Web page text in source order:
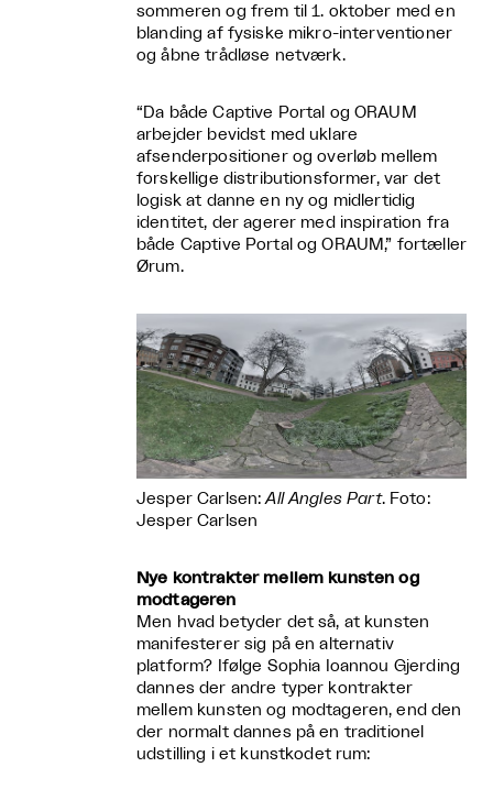
sommeren og frem til 1. oktober med en
blanding af fysiske mikro-interventioner
og åbne trådløse netværk.
“Da både Captive Portal og ORAUM
arbejder bevidst med uklare
afsenderpositioner og overløb mellem
forskellige distributionsformer, var det
logisk at danne en ny og midlertidig
identitet, der agerer med inspiration fra
både Captive Portal og ORAUM,” fortæller
Ørum.
Jesper Carlsen:All Angles Part. Foto:
Jesper Carlsen
Nye kontrakter mellem kunsten og
modtageren
Men hvad betyder det så, at kunsten
manifesterer sig på en alternativ
platform? Ifølge Sophia Ioannou Gjerding
dannes der andre typer kontrakter
mellem kunsten og modtageren, end den
der normalt dannes på en traditionel
udstilling i et kunstkodet rum: